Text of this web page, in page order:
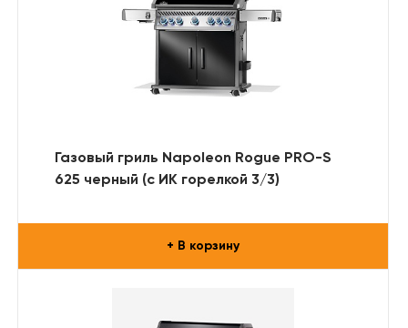
Газовый гриль Napoleon Rogue PRO-S
625 черный (с ИК горелкой 3/3)
+ В корзину